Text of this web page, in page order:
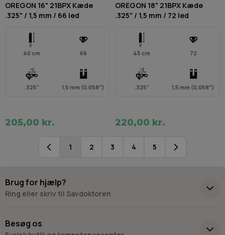
OREGON 16" 21BPX Kæde
.325" / 1,5 mm / 66 led
40 cm 66
.325" 1,5 mm (0,058″)
205,00 kr.
OREGON 18" 21BPX Kæde
.325" / 1,5 mm / 72 led
45 cm 72
.325" 1,5 mm (0,058″)
220,00 kr.
Du læser i øjeblikket side
1 Side
2 Side
3 Side
4 Side
5
Brug for hjælp?
Ring eller skriv til Savdoktoren
Besøg os